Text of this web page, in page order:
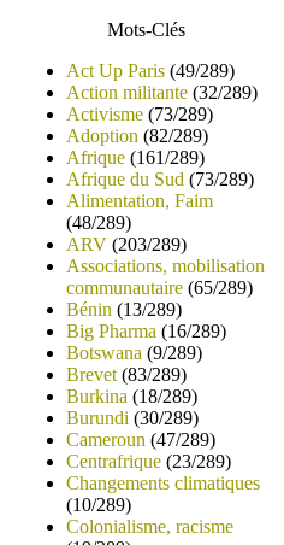
Mots-Clés
Act Up Paris (49/289)
Action militante (32/289)
Activisme (73/289)
Adoption (82/289)
Afrique (161/289)
Afrique du Sud (73/289)
Alimentation, Faim
(48/289)
ARV (203/289)
Associations, mobilisation
communautaire (65/289)
Bénin (13/289)
Big Pharma (16/289)
Botswana (9/289)
Brevet (83/289)
Burkina (18/289)
Burundi (30/289)
Cameroun (47/289)
Centrafrique (23/289)
Changements climatiques
(10/289)
Colonialisme, racisme